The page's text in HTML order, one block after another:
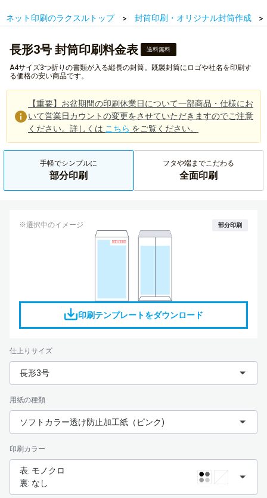
ネット印刷のラクスルトップ 封筒印刷・オリジナル封筒作成
長形3号 封筒印刷料金表 送料無料
A4サイズ3つ折りの書類が入る縦長の封筒。既製封筒にロゴや社名を印刷す
る価格の安い商品です。
【重要】お盆期間の印刷休業日について一部商品・仕様にお
いて営業日カウントの変更をさせていただきますのでご注意
ください。詳しくは こちら をご覧ください。
手軽でシンプルに
部分印刷
フタや端までこだわる
全面印刷
※選択中のイメージ
印刷テンプレートをダウンロード
部分印刷
仕上りサイズ
長形3号
用紙の種類
ソフトカラー透け防止加工紙（ピンク)
印刷カラー
表: モノクロ
裏: なし